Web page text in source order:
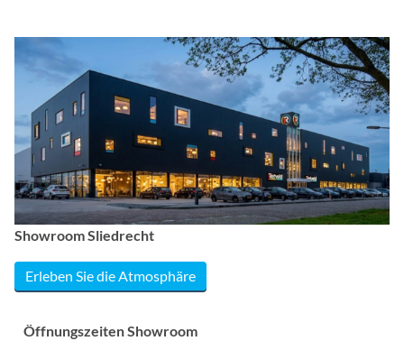
Showroom Sliedrecht
Erleben Sie die Atmosphäre
Öffnungszeiten Showroom